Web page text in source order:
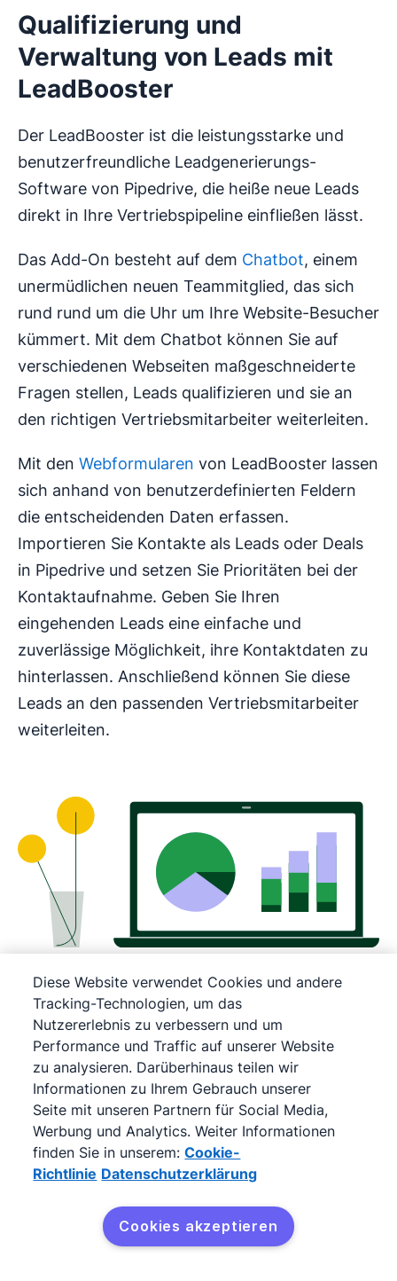
Qualifizierung und
Verwaltung von Leads mit
LeadBooster
Der LeadBooster ist die leistungsstarke und
benutzerfreundliche Leadgenerierungs-
Software von Pipedrive, die heiße neue Leads
direkt in Ihre Vertriebspipeline einfließen lässt.
Das Add-On besteht auf dem Chatbot, einem
unermüdlichen neuen Teammitglied, das sich
rund rund um die Uhr um Ihre Website-Besucher
kümmert. Mit dem Chatbot können Sie auf
verschiedenen Webseiten maßgeschneiderte
Fragen stellen, Leads qualifizieren und sie an
den richtigen Vertriebsmitarbeiter weiterleiten.
Mit den Webformularen von LeadBooster lassen
sich anhand von benutzerdefinierten Feldern
die entscheidenden Daten erfassen.
Importieren Sie Kontakte als Leads oder Deals
in Pipedrive und setzen Sie Prioritäten bei der
Kontaktaufnahme. Geben Sie Ihren
eingehenden Leads eine einfache und
zuverlässige Möglichkeit, ihre Kontaktdaten zu
hinterlassen. Anschließend können Sie diese
Leads an den passenden Vertriebsmitarbeiter
weiterleiten.
Bewertung von Leads anhand
von Echtzeit-Einblicken
Leadtracking-Softwareim Vertrieb ist
unerlässlich, um den Überblick über Ihre
Fortschritte zu behalten. Mit denEinblicken
von Pipedrive können Sie maßgeschneiderte
Berichte erstellen, damit Sie genau wissen, was
Erreichung Ihrer Ziele noch tun müssen.
Diese Website verwendet Cookies und andere
Tracking-Technologien, um das
Nutzererlebnis zu verbessern und um
Performance und Traffic auf unserer Website
zu analysieren. Darüberhinaus teilen wir
Informationen zu Ihrem Gebrauch unserer
Seite mit unseren Partnern für Social Media,
Werbung und Analytics. Weiter Informationen
finden Sie in unserem: Cookie-
Richtlinie Datenschutzerklärung
Cookies akzeptieren